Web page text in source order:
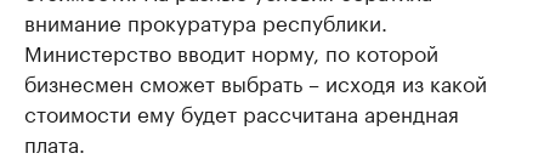
внимание прокуратура республики.
Министерство вводит норму, по которой
бизнесмен сможет выбрать – исходя из какой
стоимости ему будет рассчитана арендная
плата.